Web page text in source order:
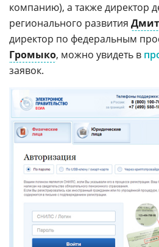
компанию), а также директор
регионального развития
директор по федеральным
Громыко, можно увидеть в
заявок.